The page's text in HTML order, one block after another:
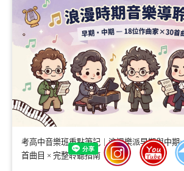
考高中音樂班重點筆記｜浪漫樂派早期與中期
首曲目 × 完整聆聽指南